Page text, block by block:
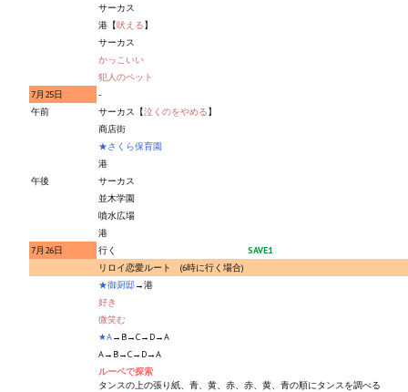
Age of Pirates: Caribbean Tales Remaster Fan Edition
Sea Dogs - City of Abandoned Ships Remaster Fan Edition
Sea Dogs Remaster Fan Edition
Nekopara Vol2 (Rus Version)
Nekopara Vol3 (Rus Version)
サーカス
港【吠える】
サーカス
かっこいい
犯人のペット
7月25日
-
午前
サーカス【泣くのをやめる】
商店街
★さくら保育園
港
午後
サーカス
並木学園
噴水広場
港
7月26日
行く
SAVE1
リロイ恋愛ルート (6時に行く場合)
★御厨邸→港
好き
微笑む
★A→B→C→D→A
A→B→C→D→A
ルーペで探索
タンスの上の張り紙、青、黄、赤、赤、黄、青の順にタンスを調べる